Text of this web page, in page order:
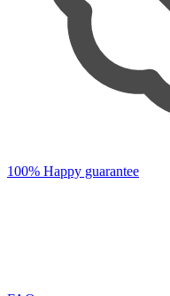
100% Happy guarantee